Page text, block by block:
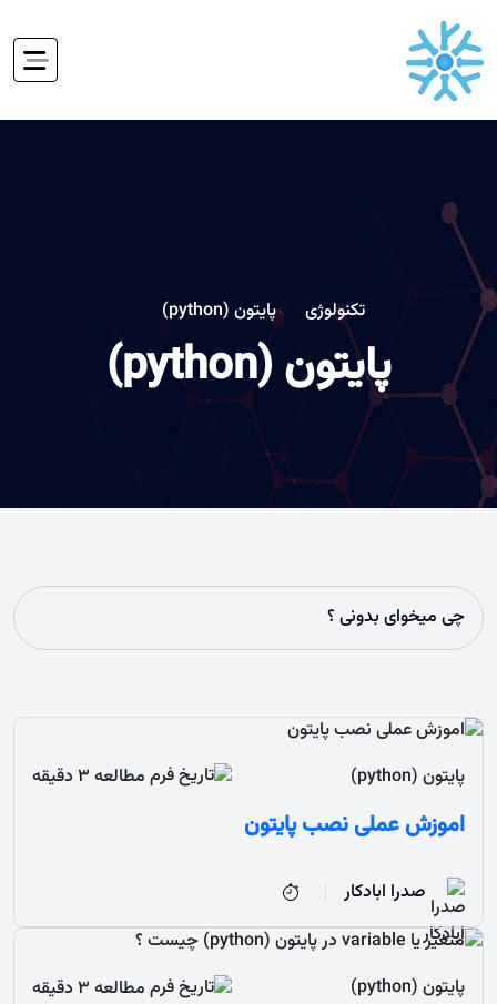
تکنولوژی پایتون (python)
پایتون (python)
پایتون (python) مطالعه 3 دقیقه
اموزش عملی نصب پایتون
صدرا ابادکار
پایتون (python) مطالعه 3 دقیقه